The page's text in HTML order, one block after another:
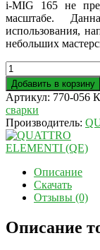
i-MIG 165 не
масштабе.
использования,
небольших
Добавить в корзину
Артикул: 770-056
сварки
Производитель:
Описание
Скачать
Отзывы (0)
Описание